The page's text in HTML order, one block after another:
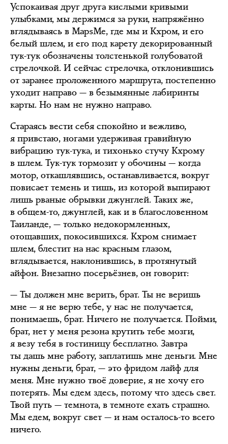
Успокаивая друг друга кислыми кривыми
улыбками, мы держимся за руки, напряжённо
вглядываясь в MapsMe, где мы и Кхром, и его
белый шлем, и его под карету декорированный
тук-тук обозначены толстенькой голубоватой
стрелочкой. И сейчас стрелочка, отклонившись
от заранее проложенного маршрута, постепенно
уходит направо — в безымянные лабиринты
карты. Но нам не нужно направо.
Стараясь вести себя спокойно и вежливо,
я привстаю, ногами удерживая гравийную
вибрацию тук-тука, и тихонько стучу Кхрому
в шлем. Тук-тук тормозит у обочины — когда
мотор, откашлявшись, останавливается, вокруг
повисает темень и тишь, из которой выпирают
лишь рваные обрывки джунглей. Таких же,
в общем-то, джунглей, как и в благословенном
Таиланде, — только недокормленных,
отощавших, покосившихся. Кхром снимает
шлем, блестит на нас красным глазом,
вглядывается, наклонившись, в протянутый
айфон. Внезапно посерьёзнев, он говорит:
— Ты должен мне верить, брат. Ты не веришь
мне — я не верю тебе, у нас не получается,
понимаешь, брат. Ничего не получается. Пойми,
брат, нет у меня резона крутить тебе мозги,
я везу тебя в гостиницу бесплатно. Завтра
ты дашь мне работу, заплатишь мне деньги. Мне
нужны деньги, брат, — это фридом лайф для
меня. Мне нужно твоё доверие, я не хочу его
потерять. Мы едем здесь, потому что здесь свет.
Твой путь — темнота, в темноте ехать страшно.
Мы едем, вокруг свет — и нам осталось-то всего
ничего.